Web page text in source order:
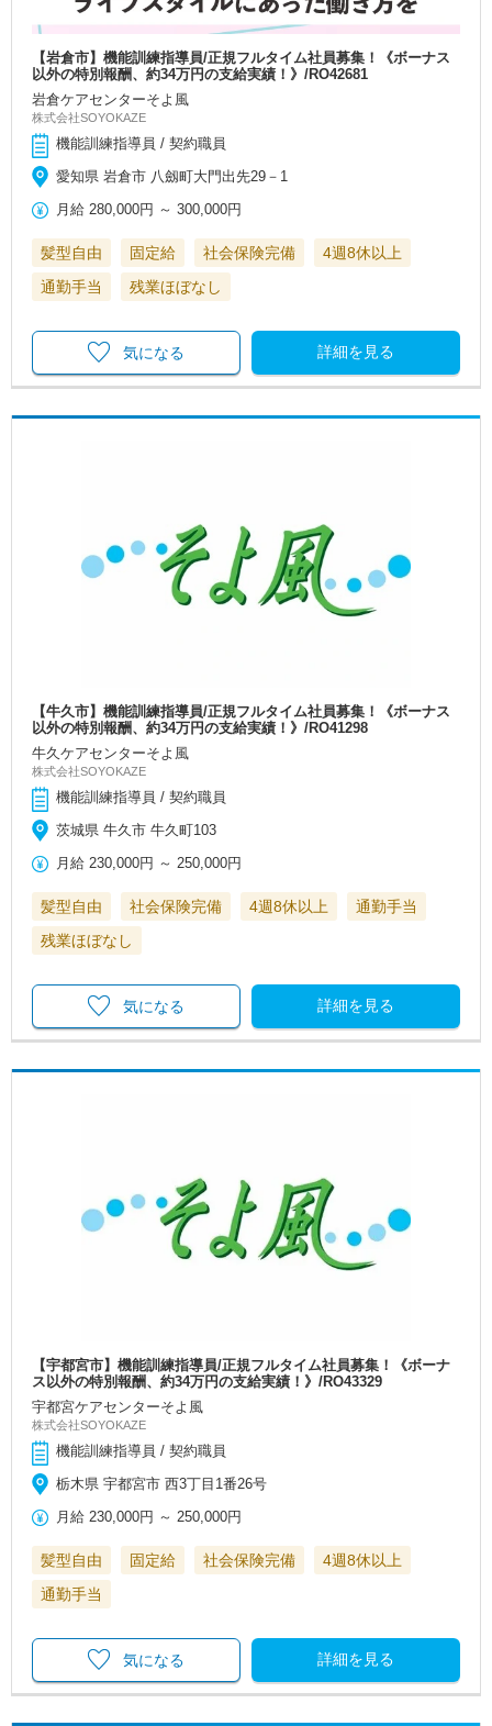
【岩倉市】機能訓練指導員/正規フルタイム社員募集！《ボーナス
以外の特別報酬、約34万円の支給実績！》/RO42681
岩倉ケアセンターそよ風
株式会社SOYOKAZE
機能訓練指導員 / 契約職員
愛知県 岩倉市 八劔町大門出先29－1
月給 280,000円 ～300,000円
髪型自由 固定給 社会保険完備
4週8休以上
通勤手当
残業ほぼなし
詳細を見る
気になる
【牛久市】機能訓練指導員/正規フルタイム社員募集！《ボーナス
以外の特別報酬、約34万円の支給実績！》/RO41298
牛久ケアセンターそよ風
株式会社SOYOKAZE
機能訓練指導員 / 契約職員
茨城県 牛久市 牛久町103
月給 230,000円 ～250,000円
髪型自由 社会保険完備 4週8休以上
通勤手当
残業ほぼなし
詳細を見る
気になる
【宇都宮市】機能訓練指導員/正規フルタイム社員募集！《ボーナ
ス以外の特別報酬、約34万円の支給実績！》/RO43329
宇都宮ケアセンターそよ風
株式会社SOYOKAZE
機能訓練指導員 / 契約職員
栃木県 宇都宮市 西3丁目1番26号
月給 230,000円 ～250,000円
髪型自由 固定給 社会保険完備
4週8休以上
通勤手当
詳細を見る
気になる